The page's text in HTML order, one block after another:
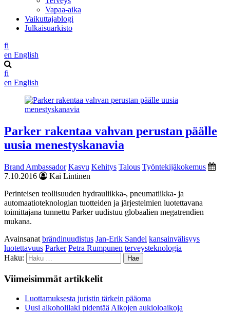
Vapaa-aika
Vaikuttajablogi
Julkaisuarkisto
fi
en English
fi
en English
Parker rakentaa vahvan perustan päälle
uusia menestyskanavia
Brand Ambassador Kasvu Kehitys Talous Työntekijäkokemus
7.10.2016
Kai Lintinen
Perinteisen teollisuuden hydrauliikka-, pneumatiikka- ja
automaatioteknologian tuotteiden ja järjestelmien luotettavana
toimittajana tunnettu Parker uudistuu globaalien megatrendien
mukana.
Avainsanat brändinuudistus Jan-Erik Sandel kansainvälisyys
luotettavuus Parker Petra Rumpunen terveysteknologia
Haku:
Viimeisimmät artikkelit
Luottamuksesta juristin tärkein pääoma
Uusi alkoholilaki pidentää Alkojen aukioloaikoja